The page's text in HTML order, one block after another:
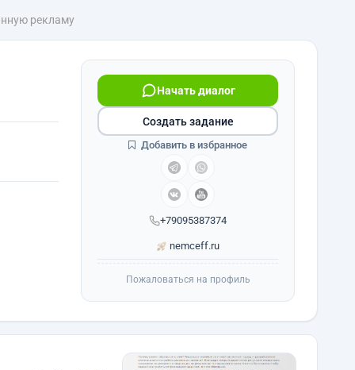
рекламу
+79095387374
Начать диалог
nemceff.ru
Создать задание
Добавить в избранное
Пожаловаться на профиль